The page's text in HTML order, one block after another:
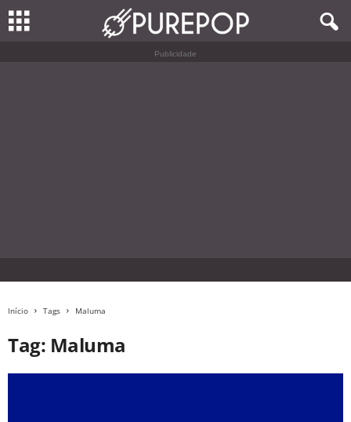
Publicidade
Início Tags Maluma
Tag: Maluma